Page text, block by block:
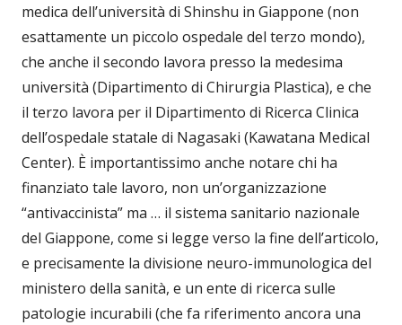
medica dell’università di Shinshu in Giappone (non
esattamente un piccolo ospedale del terzo mondo),
che anche il secondo lavora presso la medesima
università (Dipartimento di Chirurgia Plastica), e che
il terzo lavora per il Dipartimento di Ricerca Clinica
dell’ospedale statale di Nagasaki (Kawatana Medical
Center). È importantissimo anche notare chi ha
finanziato tale lavoro, non un’organizzazione
“antivaccinista” ma … il sistema sanitario nazionale
del Giappone, come si legge verso la fine dell’articolo,
e precisamente la divisione neuro-immunologica del
ministero della sanità, e un ente di ricerca sulle
patologie incurabili (che fa riferimento ancora una